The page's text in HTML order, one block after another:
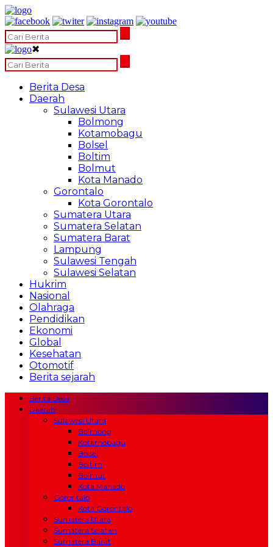
✖
Berita Desa
Daerah
Sulawesi Utara
Bolmong
Kotamobagu
Bolsel
Boltim
Bolmut
Kota Manado
Gorontalo
Kota Gorontalo
Sumatera Utara
Sumatera Selatan
Sumatera Barat
Lampung
Sulawesi Tengah
Sulawesi Selatan
Hukrim
Nasional
Olahraga
Pendidikan
Ekonomi
Global
Kesehatan
Otomotif
Berita sejarah
Berita Desa
Daerah
Sulawesi Utara
Bolmong
Kotamobagu
Bolsel
Boltim
Bolmut
Kota Manado
Gorontalo
Kota Gorontalo
Sumatera Utara
Sumatera Selatan
Sumatera Barat